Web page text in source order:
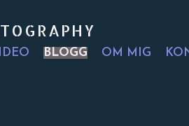
BLOGG OM MIG